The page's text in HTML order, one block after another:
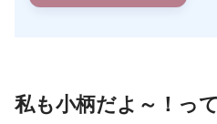
私も小柄だよ～！っ